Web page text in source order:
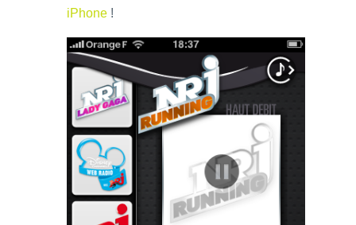
iPhone !